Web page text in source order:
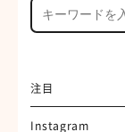
注目
Instagram